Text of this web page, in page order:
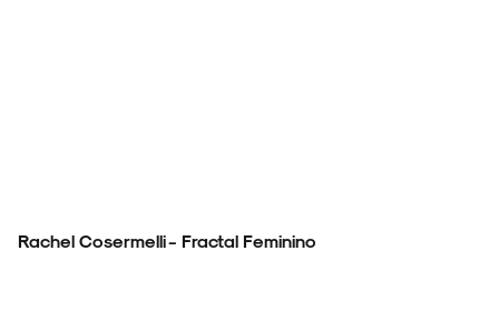
Rachel Cosermelli - Fractal Feminino